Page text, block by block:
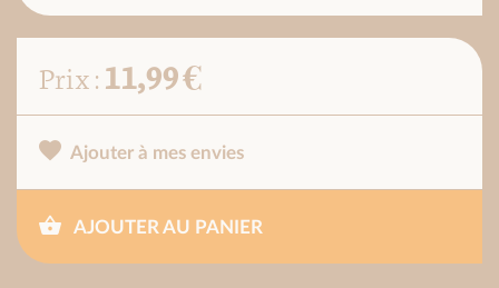
Prix :11,99 €
Ajouter à mes envies
AJOUTER AU PANIER